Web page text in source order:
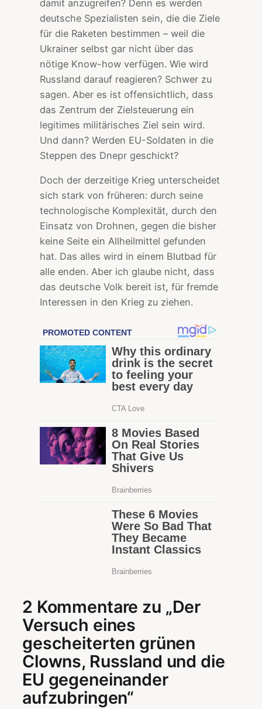
damit anzugreifen? Denn es werden
deutsche Spezialisten sein, die die Ziele
für die Raketen bestimmen – weil die
Ukrainer selbst gar nicht über das
nötige Know-how verfügen. Wie wird
Russland darauf reagieren? Schwer zu
sagen. Aber es ist offensichtlich, dass
das Zentrum der Zielsteuerung ein
legitimes militärisches Ziel sein wird.
Und dann? Werden EU-Soldaten in die
Steppen des Dnepr geschickt?
Doch der derzeitige Krieg unterscheidet
sich stark von früheren: durch seine
technologische Komplexität, durch den
Einsatz von Drohnen, gegen die bisher
keine Seite ein Allheilmittel gefunden
hat. Das alles wird in einem Blutbad für
alle enden. Aber ich glaube nicht, dass
das deutsche Volk bereit ist, für fremde
Interessen in den Krieg zu ziehen.
2 Kommentare zu „Der
Versuch eines
gescheiterten grünen
Clowns, Russland und die
EU gegeneinander
aufzubringen“